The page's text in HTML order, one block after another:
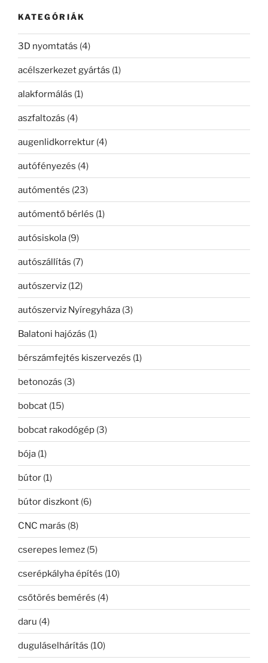
KATEGÓRIÁK
3D nyomtatás (4)
acélszerkezet gyártás (1)
alakformálás (1)
aszfaltozás (4)
augenlidkorrektur (4)
autófényezés (4)
autómentés (23)
autómentő bérlés (1)
autósiskola (9)
autószállítás (7)
autószerviz (12)
autószerviz Nyíregyháza (3)
Balatoni hajózás (1)
bérszámfejtés kiszervezés (1)
betonozás (3)
bobcat (15)
bobcat rakodógép (3)
bója (1)
bútor (1)
bútor diszkont (6)
CNC marás (8)
cserepes lemez (5)
cserépkályha építés (10)
csőtörés bemérés (4)
daru (4)
duguláselhárítás (10)